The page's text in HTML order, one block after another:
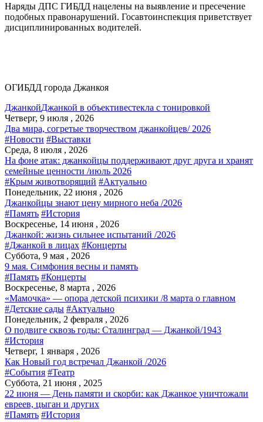
Наряды ДПС ГИБДД нацелены на выявление и пресечение
подобных правонарушений. Госавтоинспекция приветствует
дисциплинированных водителей.
ОГИБДД города Джанкоя
ДжанкойДжанкой в объективестекла с тонировкой
Четверг, 9 июля , 2026
Два мира, согретые творчеством джанкойцев/ 2026
#Новости #Выставки
Среда, 8 июля , 2026
На фоне атак: джанкойцы поддерживают друг друга и хранят
семейные ценности /июль 2026
#Крым животворящий #Актуально
Понедельник, 22 июня , 2026
Джанкойцы знают цену мирного неба /2026
#Память #История
Воскресенье, 14 июня , 2026
Джанкой: жизнь сильнее испытаний /2026
#Джанкой в лицах #Концерты
Суббота, 9 мая , 2026
9 мая. Симфония весны и память
#Память #Концерты
Воскресенье, 8 марта , 2026
«Мамочка» — опора детской психики /8 марта о главном
#Детские сады #Актуально
Понедельник, 2 февраля , 2026
О подвиге сквозь годы: Сталинград — Джанкой/1943
#История
Четверг, 1 января , 2026
Как Новый год встречал Джанкой /2026
#События #Театр
Суббота, 21 июня , 2025
22 июня — День памяти и скорби: как Джанкое уничтожали
евреев, цыган и других
#Память #История